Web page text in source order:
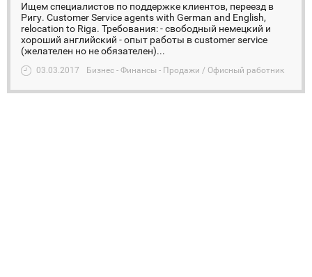
Ищем специалистов по поддержке клиентов, переезд в
Ригу. Customer Service agents with German and English,
relocation to Riga. Требования: - свободный немецкий и
хороший английский - опыт работы в customer service
(желателен но не обязателен)...
03.03.2017 Бизнес - Финансы - Продажи / Офисный работник